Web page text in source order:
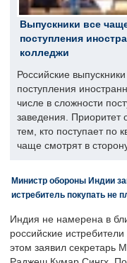
Выпускники все
поступления
колледжи
Российские
поступления
числе в сложности
заведения. Приоритет
тем, кто поступает по
чаще смотрят в
Министр обороны Индии
истребитель покупать не
Индия не намерена в
российские
этом заявил секретарь